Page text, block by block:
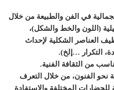
في الفن والطبيعة من خلال
(اللون والخط والشكل)،
العناصر الشكلية لإحداث
التكرار …إلخ).
من الثقافة الفنية.
نحو الفنون، من خلال التعرف
للحضارات المختلفة والاستفادة